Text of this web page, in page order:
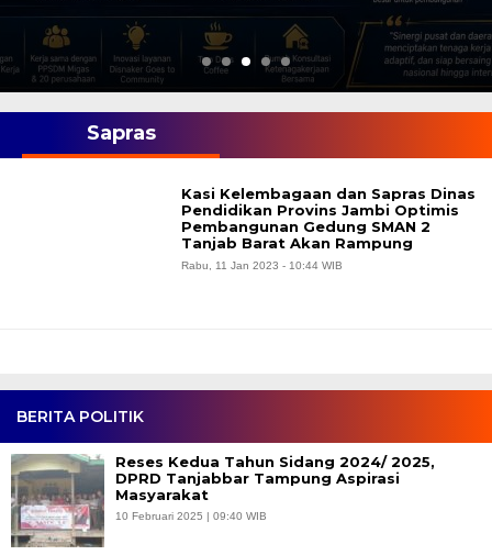
BERITA POLITIK
Reses Kedua Tahun Sidang 2024/ 2025,
DPRD Tanjabbar Tampung Aspirasi
Masyarakat
10 Februari 2025 | 09:40 WIB
Sapras
Kasi Kelembagaan dan Sapras Dinas
Pendidikan Provins Jambi Optimis
Pembangunan Gedung SMAN 2
Tanjab Barat Akan Rampung
Rabu, 11 Jan 2023 - 10:44 WIB